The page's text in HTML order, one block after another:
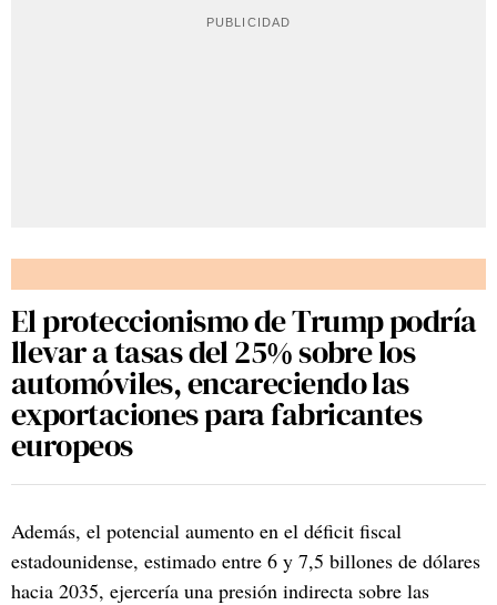
El proteccionismo de Trump podría
llevar a tasas del 25% sobre los
automóviles, encareciendo las
exportaciones para fabricantes
europeos
Además, el potencial aumento en el déficit fiscal
estadounidense, estimado entre 6 y 7,5 billones de dólares
hacia 2035, ejercería una presión indirecta sobre las